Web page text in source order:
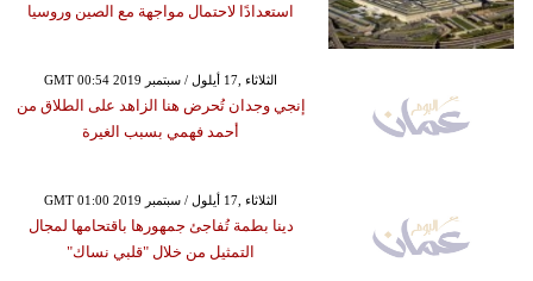
استعدادًا لاحتمال مواجهة مع الصين وروسيا
GMT 00:54 2019 الثلاثاء ,17 أيلول / سبتمبر
إنجي وجدان تُحرض هنا الزاهد على الطلاق من
أحمد فهمي بسبب الغيرة
GMT 01:00 2019 الثلاثاء ,17 أيلول / سبتمبر
دينا بطمة تُفاجئ جمهورها باقتحامها لمجال
التمثيل من خلال "قلبي نساك"